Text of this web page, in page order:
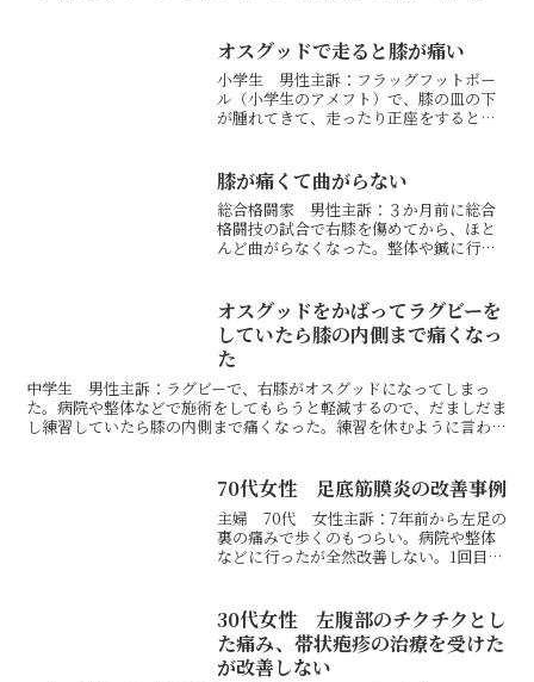
オスグッドで走ると膝が痛い
小学生 男性主訴：フラッグフットボー
ル（小学生のアメフト）で、膝の皿の下
が腫れてきて、走ったり正座をすると痛
回目状態：肩甲骨が挙がっているため肋
骨が閉じて猫背になって...
膝が痛くて曲がらない
総合格闘家 男性主訴：３か月前に総合
格闘技の試合で右膝を傷めてから、ほと
んど曲がらなくなった。整体や鍼に行っ
半月板に痛みが出ているため膝が曲がら
なくなっていました。肋...
オスグッドをかばってラグビーを
していたら膝の内側まで痛くなっ
た
中学生 男性主訴：ラグビーで、右膝がオスグッドになってしまっ
た。病院や整体などで施術をしてもらうと軽減するので、だましだま
し練習していたら膝の内側まで痛くなった。練習を休むように言われ
70代女性 足底筋膜炎の改善事例
主婦 70代 女性主訴：7年前から左足の
裏の痛みで歩くのもつらい。病院や整体
などに行ったが全然改善しない。1回目状
た。処置：頭蓋骨を整えて立ってもらう
と、頭だけで足裏の...
30代女性 左腹部のチクチクとし
た痛み、帯状疱疹の治療を受けた
が改善しない